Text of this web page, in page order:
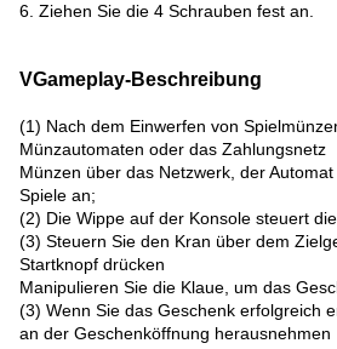
6. Ziehen Sie die 4 Schrauben fest an.
VGameplay-Beschreibung
(1) Nach dem Einwerfen von
Münzautomaten oder das Zahlungsnetz
Münzen über das Netzwerk, der
Spiele an;
(2) Die Wippe auf der Konsole steuert
(3) Steuern Sie den Kran über dem
Startknopf drücken
Manipulieren Sie die Klaue, um das
(3) Wenn Sie das Geschenk erfolgreich
an der Geschenköffnung herausnehmen